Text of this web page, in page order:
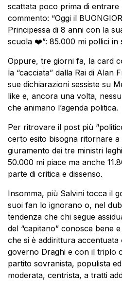
scattata poco prima di
commento: “Oggi il
Principessa di 8 anni con la
scuola ❤️”: 85.000 mi pollici in
Oppure, tre giorni fa, la card
la “cacciata” dalla Rai di Alan
sue dichiarazioni sessiste su
like e, ancora una volta,
che animano l’agenda politica.
Per ritrovare il post più
certo esito bisogna ritornare
giuramento dei tre ministri
50.000 mi piace ma anche
parte di critica e dissenso.
Insomma, più Salvini tocca il
suoi fan lo ignorano o, nel
tendenza che chi segue
del “capitano” conosce bene
che si è addirittura accentuata
governo Draghi e con il triplo
partito sovranista, populista
moderata, centrista, a tratti